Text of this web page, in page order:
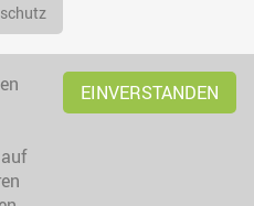
EINVERSTANDEN